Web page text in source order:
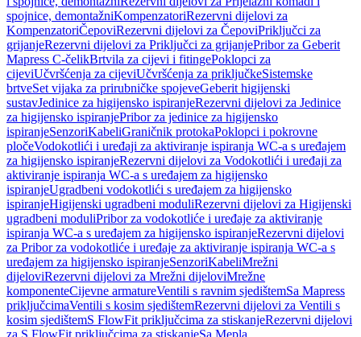
spojnice, demontažniKompenzatoriRezervni dijelovi za
KompenzatoriČepoviRezervni dijelovi za ČepoviPriključci za
grijanjeRezervni dijelovi za Priključci za grijanjePribor za Geberit
Mapress C-čelikBrtvila za cijevi i fitingePoklopci za
cijeviUčvršćenja za cijeviUčvršćenja za priključkeSistemske
brtveSet vijaka za prirubničke spojeveGeberit higijenski
sustavJedinice za higijensko ispiranjeRezervni dijelovi za Jedinice
za higijensko ispiranjePribor za jedinice za higijensko
ispiranjeSenzoriKabeliGraničnik protokaPoklopci i pokrovne
pločeVodokotlići i uređaji za aktiviranje ispiranja WC-a s uređajem
za higijensko ispiranjeRezervni dijelovi za Vodokotlići i uređaji za
aktiviranje ispiranja WC-a s uređajem za higijensko
ispiranjeUgradbeni vodokotlići s uređajem za higijensko
ispiranjeHigijenski ugradbeni moduliRezervni dijelovi za Higijenski
ugradbeni moduliPribor za vodokotliće i uređaje za aktiviranje
ispiranja WC-a s uređajem za higijensko ispiranjeRezervni dijelovi
za Pribor za vodokotliće i uređaje za aktiviranje ispiranja WC-a s
uređajem za higijensko ispiranjeSenzoriKabeliMrežni
dijeloviRezervni dijelovi za Mrežni dijeloviMrežne
komponenteCijevne armatureVentili s ravnim sjedištemSa Mapress
priključcimaVentili s kosim sjedištemRezervni dijelovi za Ventili s
kosim sjedištemS FlowFit priključcima za stiskanjeRezervni dijelovi
za S FlowFit priključcima za stiskanjeSa Mepla